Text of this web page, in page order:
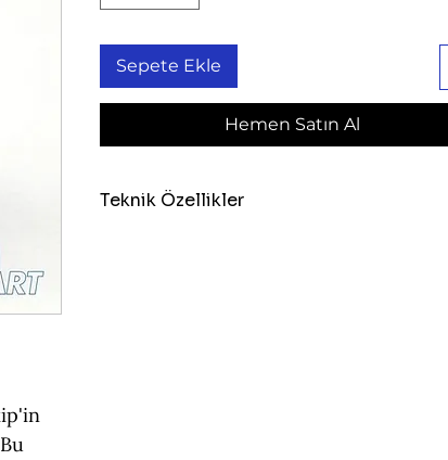
Sepete Ekle
Hemen Satın Al
Teknik Özellikler